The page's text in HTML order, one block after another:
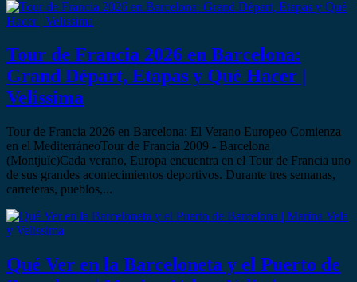
Tour de Francia 2026 en Barcelona:
Grand Départ, Etapas y Qué Hacer |
Velissima
Tour de Francia 2026 en Barcelona: El Verano Europeo Comienza
en el MediterráneoTour de Francia 2009 - Barcelona
(Montjuïc)Cada verano, Europa encuentra en el Tour de Francia uno
de sus grandes acontecimientos deportivos. Durante tres semanas,
carreteras, pueblos,...
Qué Ver en la Barceloneta y el Puerto de